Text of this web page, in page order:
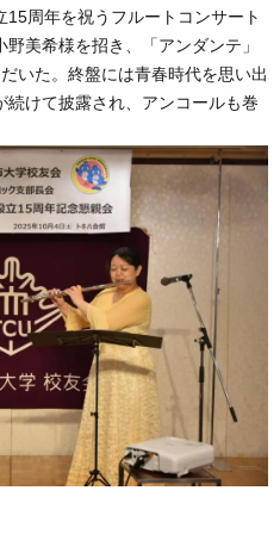
周年を祝うフルートコンサート
美希様を招き、「アンダンテ」
いた。終盤には青春時代を思い出
けて披露され、アンコールも巻